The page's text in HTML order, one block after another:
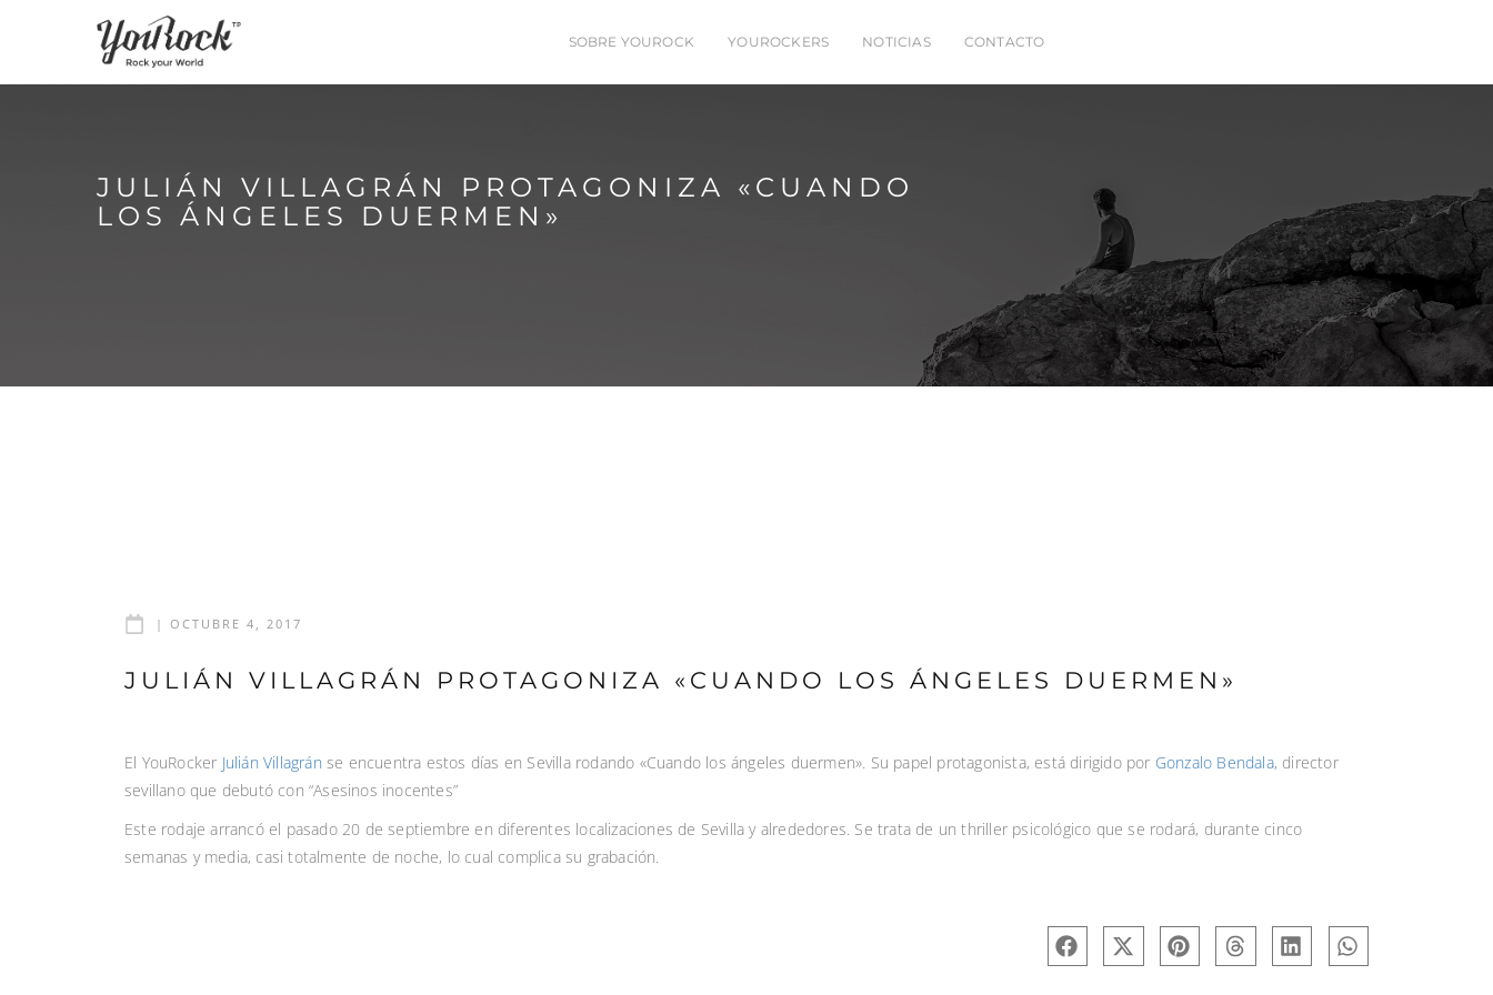
SOBRE YOUROCK YOUROCKERS NOTICIAS CONTACTO
JULIÁN VILLAGRÁN PROTAGONIZA «CUANDO
LOS ÁNGELES DUERMEN»
| OCTUBRE 4, 2017
JULIÁN VILLAGRÁN PROTAGONIZA «CUANDO LOS ÁNGELES DUERMEN»
El YouRocker Julián Villagrán se encuentra estos días en Sevilla rodando «Cuando los ángeles duermen». Su papel protagonista, está dirigido por Gonzalo Bendala, director
sevillano que debutó con “Asesinos inocentes”
Este rodaje arrancó el pasado 20 de septiembre en diferentes localizaciones de Sevilla y alrededores. Se trata de un thriller psicológico que se rodará, durante cinco
semanas y media, casi totalmente de noche, lo cual complica su grabación.